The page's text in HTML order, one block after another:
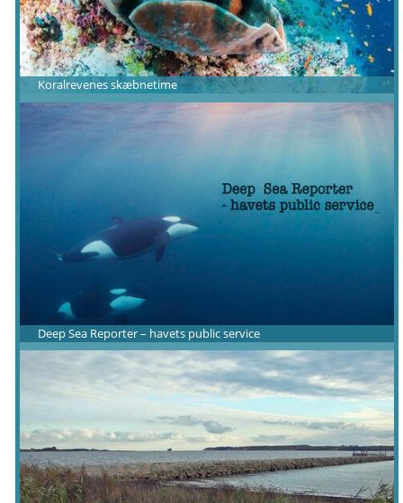
Koralrevenes skæbnetime
Deep Sea Reporter – havets public service